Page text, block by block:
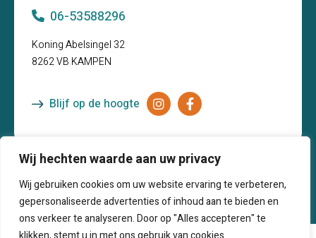
Wij hechten waarde aan uw privacy
Wij gebruiken cookies om uw website ervaring te verbeteren,
gepersonaliseerde advertenties of inhoud aan te bieden en
ons verkeer te analyseren. Door op "Alles accepteren" te
06-53588296
Koning Abelsingel 32
8262 VB KAMPEN
Blijf op de hoogte
K.v.K:
01170129
Algemene
Voorwaarden
Sitemap Privacybeleid